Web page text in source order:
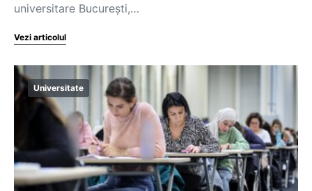
universitare București,…
Vezi articolul
Universitate